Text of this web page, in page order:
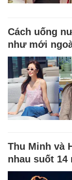
Cách uống
như mới
Thu Minh và
nhau suốt 14